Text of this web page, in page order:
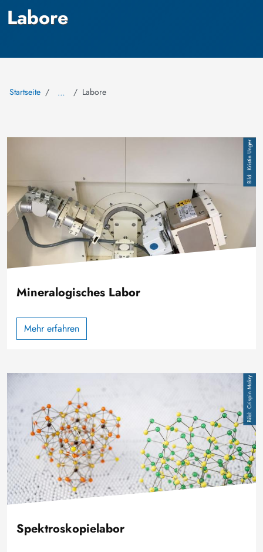
Labore
Startseite … Labore
Kristin Unger
Mineralogisches Labor
Mehr erfahren
Crispin Mokry
Spektroskopielabor